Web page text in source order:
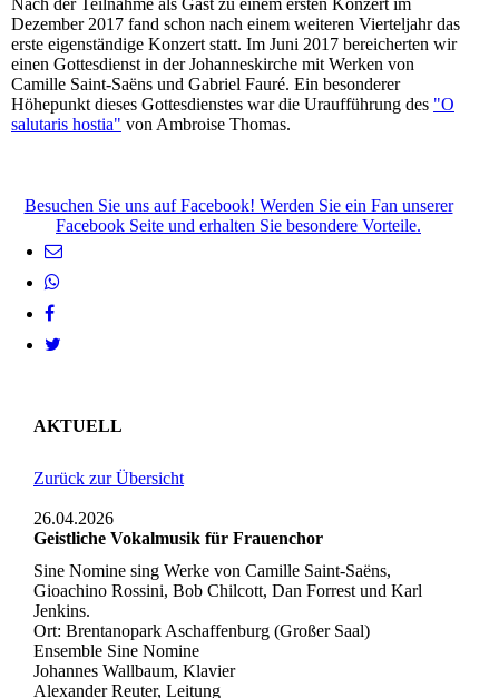
Nach der Teilnahme als Gast zu einem ersten Konzert im
Dezember 2017 fand schon nach einem weiteren Vierteljahr das
erste eigenständige Konzert statt. Im Juni 2017 bereicherten wir
einen Gottesdienst in der Johanneskirche mit Werken von
Camille Saint-Saëns und Gabriel Fauré. Ein besonderer
Höhepunkt dieses Gottesdienstes war die Uraufführung des "O
salutaris hostia" von Ambroise Thomas.
Besuchen Sie uns auf Facebook! Werden Sie ein Fan unserer
Facebook Seite und erhalten Sie besondere Vorteile.
AKTUELL
Zurück zur Übersicht
26.04.2026
Geistliche Vokalmusik für Frauenchor
Sine Nomine sing Werke von Camille Saint-Saëns,
Gioachino Rossini, Bob Chilcott, Dan Forrest und Karl
Jenkins.
Ort: Brentanopark Aschaffenburg (Großer Saal)
Ensemble Sine Nomine
Johannes Wallbaum, Klavier
Alexander Reuter, Leitung